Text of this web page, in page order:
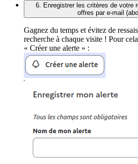
6. Enregistrer les critères de votre
offres par e-mail
Gagnez du temps et évitez de
recherche à chaque visite ! Pour
« Créer une alerte » :